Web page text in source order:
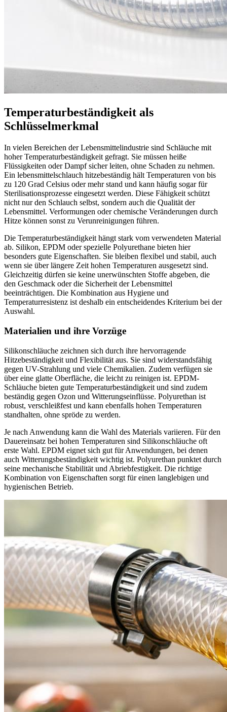
Temperaturbeständigkeit als
Schlüsselmerkmal
In vielen Bereichen der Lebensmittelindustrie sind Schläuche mit
hoher Temperaturbeständigkeit gefragt. Sie müssen heiße
Flüssigkeiten oder Dampf sicher leiten, ohne Schaden zu nehmen.
Ein lebensmittelschlauch hitzebeständig hält Temperaturen von bis
zu 120 Grad Celsius oder mehr stand und kann häufig sogar für
Sterilisationsprozesse eingesetzt werden. Diese Fähigkeit schützt
nicht nur den Schlauch selbst, sondern auch die Qualität der
Lebensmittel. Verformungen oder chemische Veränderungen durch
Hitze können sonst zu Verunreinigungen führen.
Die Temperaturbeständigkeit hängt stark vom verwendeten Material
ab. Silikon, EPDM oder spezielle Polyurethane bieten hier
besonders gute Eigenschaften. Sie bleiben flexibel und stabil, auch
wenn sie über längere Zeit hohen Temperaturen ausgesetzt sind.
Gleichzeitig dürfen sie keine unerwünschten Stoffe abgeben, die
den Geschmack oder die Sicherheit der Lebensmittel
beeinträchtigen. Die Kombination aus Hygiene und
Temperaturresistenz ist deshalb ein entscheidendes Kriterium bei der
Auswahl.
Materialien und ihre Vorzüge
Silikonschläuche zeichnen sich durch ihre hervorragende
Hitzebeständigkeit und Flexibilität aus. Sie sind widerstandsfähig
gegen UV-Strahlung und viele Chemikalien. Zudem verfügen sie
über eine glatte Oberfläche, die leicht zu reinigen ist. EPDM-
Schläuche bieten gute Temperaturbeständigkeit und sind zudem
beständig gegen Ozon und Witterungseinflüsse. Polyurethan ist
robust, verschleißfest und kann ebenfalls hohen Temperaturen
standhalten, ohne spröde zu werden.
Je nach Anwendung kann die Wahl des Materials variieren. Für den
Dauereinsatz bei hohen Temperaturen sind Silikonschläuche oft
erste Wahl. EPDM eignet sich gut für Anwendungen, bei denen
auch Witterungsbeständigkeit wichtig ist. Polyurethan punktet durch
seine mechanische Stabilität und Abriebfestigkeit. Die richtige
Kombination von Eigenschaften sorgt für einen langlebigen und
hygienischen Betrieb.